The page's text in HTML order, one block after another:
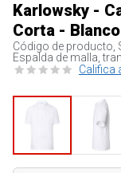
Karlowsky -
Corta -
Código de producto,
Espalda de malla,
Califica